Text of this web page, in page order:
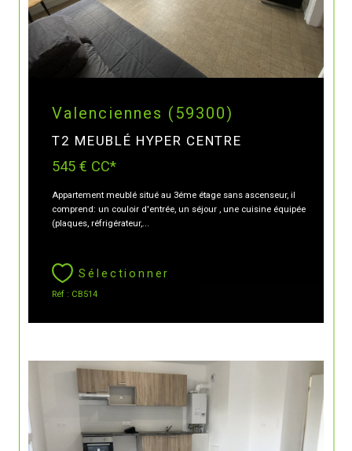
Valenciennes (59300)
T2 MEUBLÉ HYPER CENTRE
545 € CC*
Appartement meublé situé au 3éme étage sans ascenseur, il
comprend: un couloir d'entrée, un séjour , une cuisine équipée
(plaques, réfrigérateur,...
Sélectionner
Réf : CB514